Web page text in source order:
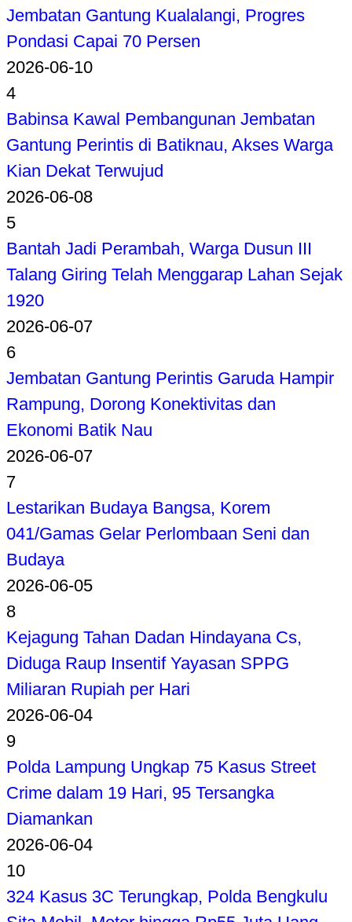
Jembatan Gantung Kualalangi, Progres
Pondasi Capai 70 Persen
2026-06-10
4
Babinsa Kawal Pembangunan Jembatan
Gantung Perintis di Batiknau, Akses Warga
Kian Dekat Terwujud
2026-06-08
5
Bantah Jadi Perambah, Warga Dusun III
Talang Giring Telah Menggarap Lahan Sejak
1920
2026-06-07
6
Jembatan Gantung Perintis Garuda Hampir
Rampung, Dorong Konektivitas dan
Ekonomi Batik Nau
2026-06-07
7
Lestarikan Budaya Bangsa, Korem
041/Gamas Gelar Perlombaan Seni dan
Budaya
2026-06-05
8
Kejagung Tahan Dadan Hindayana Cs,
Diduga Raup Insentif Yayasan SPPG
Miliaran Rupiah per Hari
2026-06-04
9
Polda Lampung Ungkap 75 Kasus Street
Crime dalam 19 Hari, 95 Tersangka
Diamankan
2026-06-04
10
324 Kasus 3C Terungkap, Polda Bengkulu